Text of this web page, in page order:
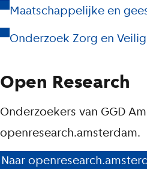
Maatschappelijke en
Onderzoek Zorg en
Open Research
Onderzoekers van GGD
openresearch.amsterdam.
Naar